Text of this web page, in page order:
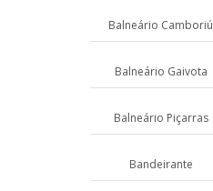
Balneário Camboriú
Balneário Gaivota
Balneário Piçarras
Bandeirante